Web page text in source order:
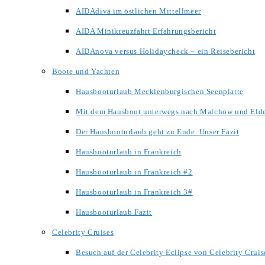
AIDAdiva im östlichen Mittellmeer
AIDA Minikreuzfahrt Erfahrungsbericht
AIDAnova versus Holidaycheck – ein Reisebericht
Boote und Yachten
Hausbooturlaub Mecklenburgischen Seenplatte
Mit dem Hausboot unterwegs nach Malchow und
Der Hausbooturlaub geht zu Ende. Unser Fazit
Hausbooturlaub in Frankreich
Hausbooturlaub in Frankreich #2
Hausbooturlaub in Frankreich 3#
Hausbooturlaub Fazit
Celebrity Cruises
Besuch auf der Celebrity Eclipse von Celebrity